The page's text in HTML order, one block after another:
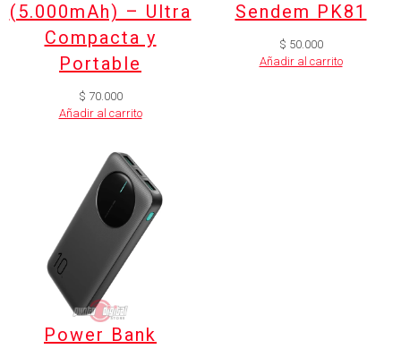
(5.000mAh) – Ultra
Compacta y
Portable
$ 70.000
Añadir al carrito
Sendem PK81
$ 50.000
Añadir al carrito
Power Bank